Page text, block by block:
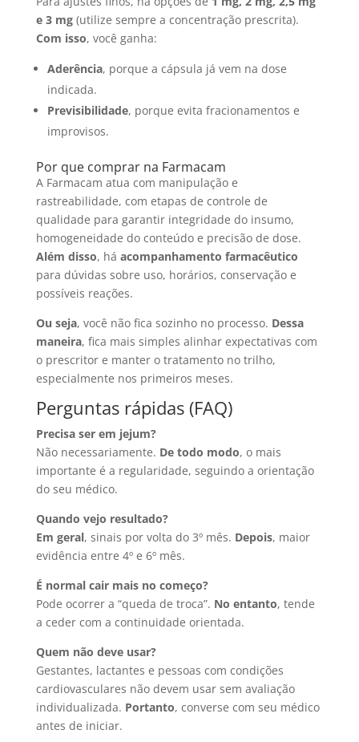
e 3 mg(utilize sempre a concentração prescrita).
Com isso, você ganha:
Aderência, porque a cápsula já vem na dose
indicada.
Previsibilidade, porque evita fracionamentos e
improvisos.
Por que comprar na Farmacam
A Farmacam atua com manipulação e
rastreabilidade, com etapas de controle de
qualidade para garantir integridade do insumo,
homogeneidade do conteúdo e precisão de dose.
Além disso, há acompanhamento farmacêutico
para dúvidas sobre uso, horários, conservação e
possíveis reações.
Ou seja, você não fica sozinho no processo. Dessa
maneira, fica mais simples alinhar expectativas com
o prescritor e manter o tratamento no trilho,
especialmente nos primeiros meses.
Perguntas rápidas (FAQ)
Precisa ser em jejum?
Não necessariamente. De todo modo, o mais
importante é a regularidade, seguindo a orientação
do seu médico.
Quando vejo resultado?
Em geral, sinais por volta do 3º mês. Depois, maior
evidência entre 4º e 6º mês.
É normal cair mais no começo?
Pode ocorrer a “queda de troca”. No entanto, tende
a ceder com a continuidade orientada.
Quem não deve usar?
Gestantes, lactantes e pessoas com condições
cardiovasculares não devem usar sem avaliação
individualizada. Portanto, converse com seu médico
antes de iniciar.